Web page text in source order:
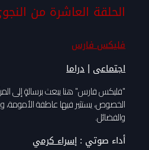
الحلقة العاشرة من
فليكس فارس
اجتماعى |دراما
"فليكس فارس" هنا يبعث برسالةٍ إلى
الخصوص، يستثير فيها عاطفة
والفضائل.
أداء صوتي : إسراء كرمي